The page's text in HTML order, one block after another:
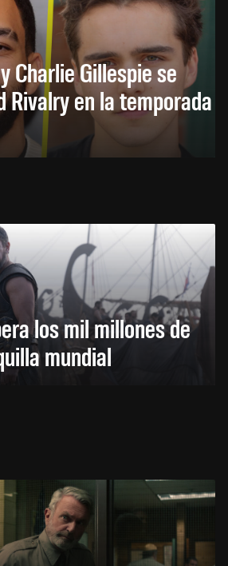
Charlie Gillespie se
Rivalry en la temporada
los mil millones de
mundial